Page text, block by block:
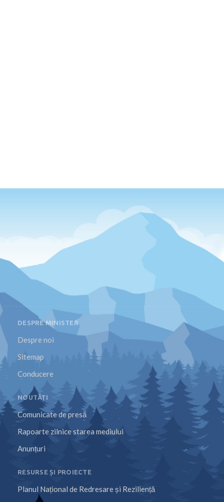
DESPRE MINISTER
Despre noi
Sitemap
Conducere
NOUTĂȚI
Comunicate de presă
Rapoarte zilnice starea mediului
Anunțuri
RESURSE ȘI PROIECTE
Planul Național de Redresare și Reziliență